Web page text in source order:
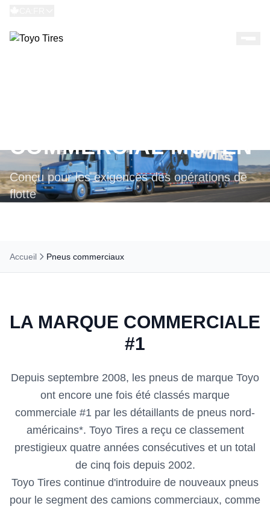
COMMERCIAL MOYEN
Conçu pour les exigences des opérations de
flotte
Accueil Pneus commerciaux
LA MARQUE COMMERCIALE
#1
Depuis septembre 2008, les pneus de marque Toyo
ont encore une fois été classés marque
commerciale #1 par les détaillants de pneus nord-
américains*. Toyo Tires a reçu ce classement
prestigieux quatre années consécutives et un total
de cinq fois depuis 2002.
Toyo Tires continue d'introduire de nouveaux pneus
pour le segment des camions commerciaux, comme